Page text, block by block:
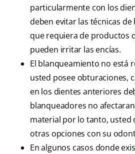
particularmente con los
deben evitar las técnicas
que requiera de productos
pueden irritar las encías.
El blanqueamiento no está
usted posee obturaciones,
en los dientes anteriores
blanqueadores no
material por lo tanto, usted
otras opciones con su
En algunos casos donde